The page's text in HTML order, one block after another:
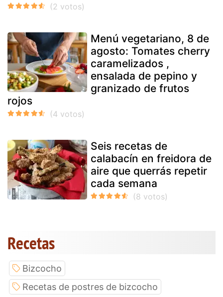
Menú vegetariano, 8 de
agosto: Tomates cherry
caramelizados ,
ensalada de pepino y
granizado de frutos
rojos
Seis recetas de
calabacín en freidora de
aire que querrás repetir
cada semana
Recetas
Bizcocho
Recetas de postres de bizcocho